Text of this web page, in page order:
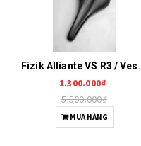
Fizik
1.300.000₫
5.500.000₫
MUA HÀNG